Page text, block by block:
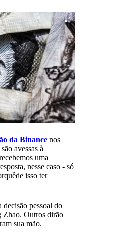
da Binance nos
avessas à
uma
nesse caso - só
isso ter
pessoal do
Zhao. Outros dirão
sua mão.